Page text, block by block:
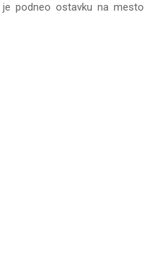
podneo ostavku na mesto